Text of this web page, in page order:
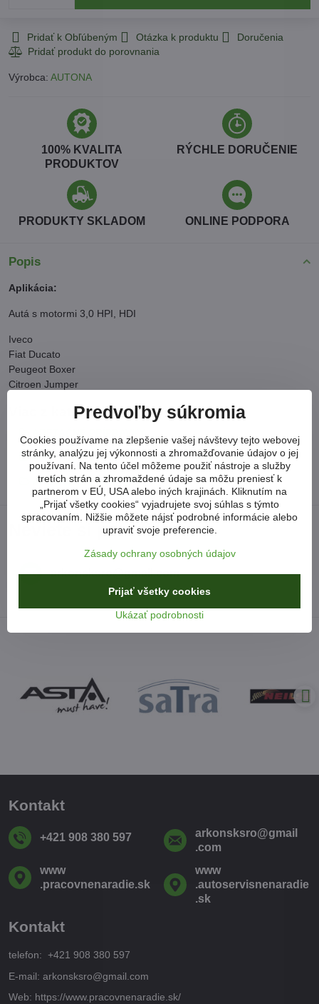
Pridať k Obľúbeným Otázka k produktu Doručenia
Výrobca: AUTONA
100% KVALITA
PRODUKTOV
RÝCHLE DORUČENIE
PRODUKTY SKLADOM ONLINE PODPORA
Popis
Aplikácia:
Autá s motormi 3,0 HPI, HDI
Iveco
Fiat Ducato
Peugeot Boxer
Citroen Jumper
Viac z kategórie
ARETAČNÉ SADY PSA (PEUGEOT-CITROEN)
ARETAČNÉ SADY FIAT
Neviete si poradiť?
arkonsksro​@gmail​.com
Kontakt
+421 908 380 597
arkonsksro​@gmail​
.com
www​
.pracovnenaradie​.sk
www​
.autoservisnenaradie​
.sk
Kontakt
telefon: +421 908 380 597
E-mail: arkonsksro@gmail.com
Web: https://www.pracovnenaradie.sk/
Predvoľby súkromia
Cookies používame na zlepšenie vašej návštevy tejto webovej
stránky, analýzu jej výkonnosti a zhromažďovanie údajov o jej
používaní. Na tento účel môžeme použiť nástroje a služby
tretích strán a zhromaždené údaje sa môžu preniesť k
partnerom v EÚ, USA alebo iných krajinách. Kliknutím na
„Prijať všetky cookies“ vyjadrujete svoj súhlas s týmto
spracovaním. Nižšie môžete nájsť podrobné informácie alebo
upraviť svoje preferencie.
Zásady ochrany osobných údajov
Ukázať podrobnosti
Prijať všetky cookies